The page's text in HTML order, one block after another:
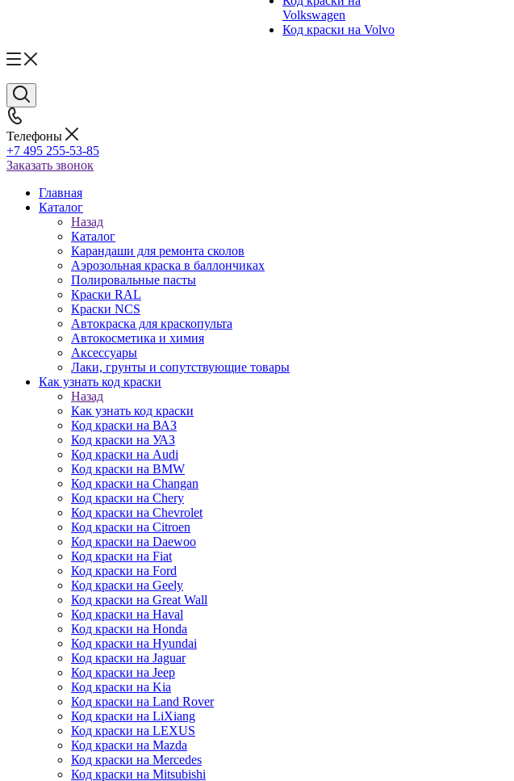
Volkswagen
Код краски на Volvo
Телефоны
+7 495 255-53-85
Заказать звонок
Главная
Каталог
Назад
Каталог
Карандаши для ремонта сколов
Аэрозольная краска в баллончиках
Полировальные пасты
Краски RAL
Краски NCS
Автокраска для краскопульта
Автокосметика и химия
Аксессуары
Лаки, грунты и сопутствующие товары
Как узнать код краски
Назад
Как узнать код краски
Код краски на ВАЗ
Код краски на УАЗ
Код краски на Audi
Код краски на BMW
Код краски на Changan
Код краски на Chery
Код краски на Chevrolet
Код краски на Citroen
Код краски на Daewoo
Код краски на Fiat
Код краски на Ford
Код краски на Geely
Код краски на Great Wall
Код краски на Haval
Код краски на Honda
Код краски на Hyundai
Код краски на Jaguar
Код краски на Jeep
Код краски на Kia
Код краски на Land Rover
Код краски на LiXiang
Код краски на LEXUS
Код краски на Mazda
Код краски на Mercedes
Код краски на Mitsubishi